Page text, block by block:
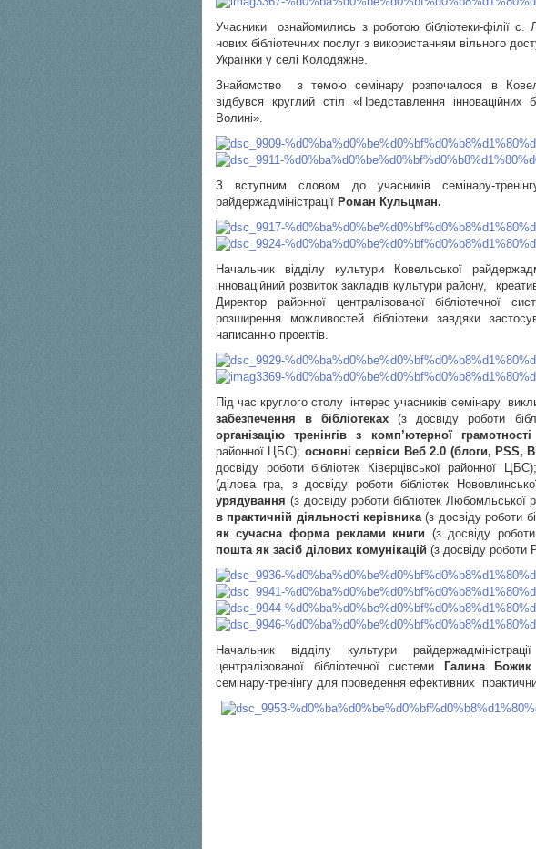
Учасники ознайомились з роботою бібліотеки-філії
нових бібліотечних послуг з використанням вільного
Українки у селі Колодяжне.
Знайомство з темою семінару розпочалося в
відбувся круглий стіл «Представлення інноваційних
Волині».
З вступним словом до учасників семінару-
райдержадміністрації Роман Кульцман.
Начальник відділу культури Ковельської
інноваційний розвиток закладів культури району,
Директор районної централізованої бібліотечної
розширення можливостей бібліотеки завдяки
написанню проектів.
Під час круглого столу інтерес учасників семінару
забезпечення в бібліотеках (з досвіду роботи
організацію тренінгів з комп’ютерної грамотності
районної ЦБС); основні сервіси Веб 2.0 (блоги, PSS,
досвіду роботи бібліотек Ківерцівської районної
(ділова гра, з досвіду роботи бібліотек
урядування (з досвіду роботи бібліотек
в практичній діяльності керівника(з досвіду роботи
як сучасна форма реклами книги (з досвіду
пошта як засіб ділових комунікацій (з досвіду роботи
Начальник відділу культури
централізованої бібліотечної системи
Галина Божик
семінару-тренінгу для проведення ефективних